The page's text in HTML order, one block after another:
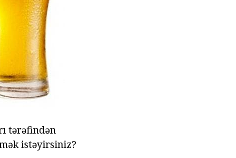
tərəfindən
istəyirsiniz?